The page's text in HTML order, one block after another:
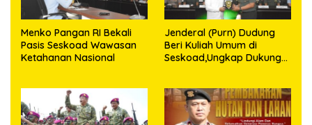
Menko Pangan RI Bekali
Pasis Seskoad Wawasan
Ketahanan Nasional
Jenderal (Purn) Dudung
Beri Kuliah Umum di
Seskoad,Ungkap Dukung